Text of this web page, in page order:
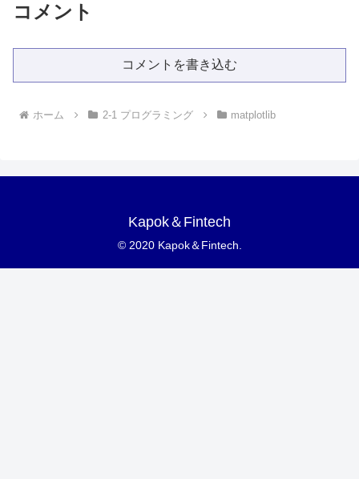
コメント
コメントを書き込む
ホーム 2-1 プログラミング matplotlib
Kapok＆Fintech
© 2020 Kapok＆Fintech.